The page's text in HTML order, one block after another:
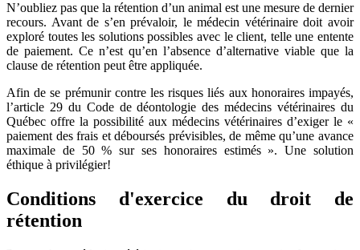
N’oubliez pas que la rétention d’un animal est une mesure de dernier
recours. Avant de s’en prévaloir, le médecin vétérinaire doit avoir
exploré toutes les solutions possibles avec le client, telle une entente
de paiement. Ce n’est qu’en l’absence d’alternative viable que la
clause de rétention peut être appliquée.
Afin de se prémunir contre les risques liés aux honoraires impayés,
l’article 29 du Code de déontologie des médecins vétérinaires du
Québec offre la possibilité aux médecins vétérinaires d’exiger le «
paiement des frais et déboursés prévisibles, de même qu’une avance
maximale de 50 % sur ses honoraires estimés ». Une solution
éthique à privilégier!
Conditions d'exercice du droit de
rétention